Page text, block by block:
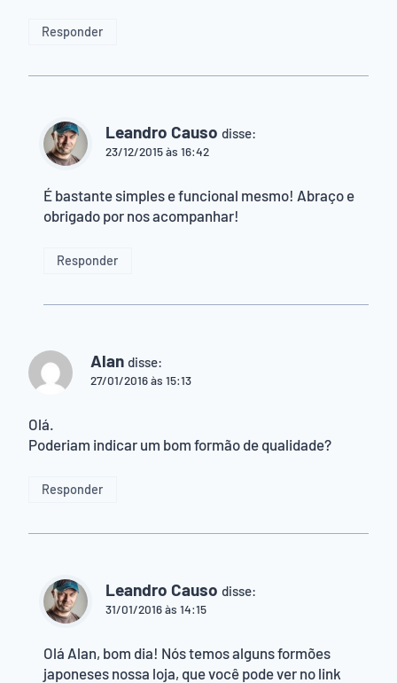
Responder
Leandro Causo disse:
23/12/2015 às 16:42
É bastante simples e funcional mesmo! Abraço e
obrigado por nos acompanhar!
Responder
Alan disse:
27/01/2016 às 15:13
Olá.
Poderiam indicar um bom formão de qualidade?
Responder
Leandro Causo disse:
31/01/2016 às 14:15
Olá Alan, bom dia! Nós temos alguns formões
japoneses nossa loja, que você pode ver no link